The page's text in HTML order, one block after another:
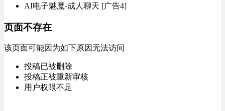
AI电子魅魔-成人聊天 [广告4]
页面不存在
该页面可能因为如下原因无法访问
投稿已被删除
投稿正被重新审核
用户权限不足